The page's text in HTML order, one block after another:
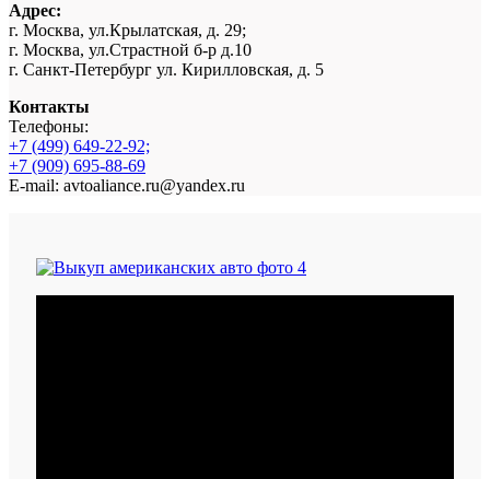
Адрес:
г. Москва, ул.Крылатская, д. 29;
г. Москва, ул.Страстной б-р д.10
г. Санкт-Петербург ул. Кирилловская, д. 5
Контакты
Телефоны:
+7 (499) 649-22-92;
+7 (909) 695-88-69
E-mail: avtoaliance.ru@yandex.ru